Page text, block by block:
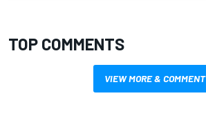
TOP COMMENTS
VIEW MORE & COMMENT